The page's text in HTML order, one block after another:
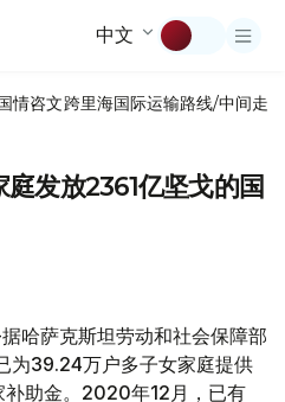
中文
情咨文跨里海国际运输路线/中间走廊
发放2361亿坚戈的国
哈萨克斯坦劳动和社会保障部
为39.24万户多子女家庭提供
助金。2020年12月，已有